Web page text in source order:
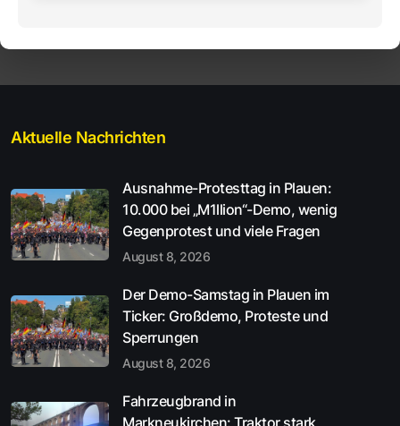
Aktuelle Nachrichten
Ausnahme-Protesttag in Plauen:
10.000 bei „M1llion“-Demo, wenig
Gegenprotest und viele Fragen
August 8, 2026
Der Demo-Samstag in Plauen im
Ticker: Großdemo, Proteste und
Sperrungen
August 8, 2026
Fahrzeugbrand in
Markneukirchen: Traktor stark